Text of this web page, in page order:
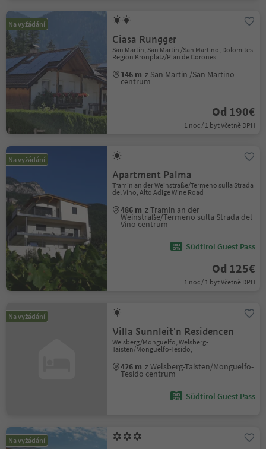
Na vyžádání
Ciasa Rungger
San Martin, San Martin /San Martino, Dolomites
Region Kronplatz/Plan de Corones
146 m z San Martin /San Martino
centrum
Od 190€
1 noc / 1 byt Včetně DPH
Na vyžádání
Apartment Palma
Tramin an der Weinstraße/Termeno sulla Strada
del Vino, Alto Adige Wine Road
486 m z Tramin an der
Weinstraße/Termeno sulla Strada del
Vino centrum
Südtirol Guest Pass
Od 125€
1 noc / 1 byt Včetně DPH
Na vyžádání
Villa Sunnleit'n Residencen
Welsberg/Monguelfo, Welsberg-
Taisten/Monguelfo-Tesido,
426 m z Welsberg-Taisten/Monguelfo-
Tesido centrum
Südtirol Guest Pass
Na vyžádání